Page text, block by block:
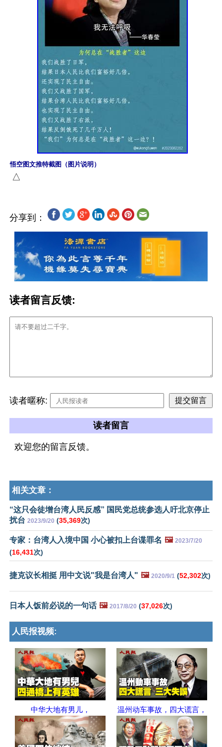
悟空图文推特截图（图片说明）
分享到：
读者留言反馈:
读者暱称:
读者留言
欢迎您的留言反馈。
相关文章：
“这只会徒增台湾人民反感” 国民党总统参选人吁北京停止
扰台 2023/9/20 (35,369次)
专家：台湾人入境中国 小心被扣上台谍罪名 🖼️ 2023/7/20
(16,431次)
捷克议长相挺 用中文说"我是台湾人" 🖼️ 2020/9/1 (52,302次)
日本人饭前必说的一句话 🖼️ 2017/8/20 (37,026次)
人民报视频:
中华大地有男儿， 温州动车事故，四大谎言，